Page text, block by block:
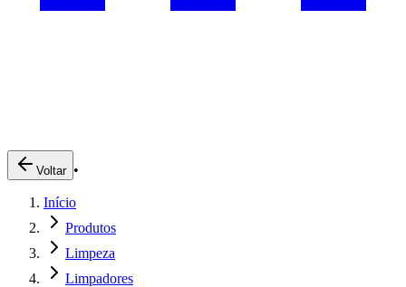
Pedidos Online
Trabalhe Conosco
Voltar •
Início
Produtos
Limpeza
Limpadores